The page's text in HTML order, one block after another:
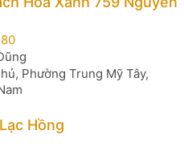
Phường Trung Mỹ Tây,
Hồng